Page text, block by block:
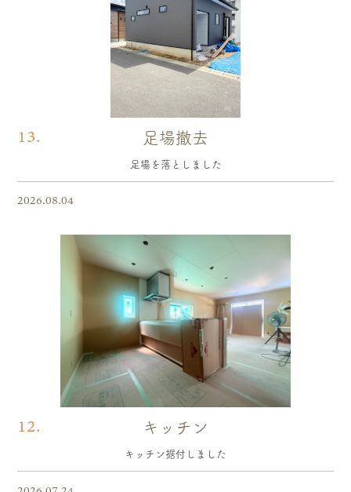
13. 足場撤去
足場を落としました
2026.08.04
12. キッチン
キッチン据付しました